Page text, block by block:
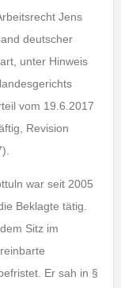
Jens
deutscher
unter Hinweis
vom 19.6.2017
Revision
war seit 2005
Beklagte tätig.
Sitz im
Er sah in §